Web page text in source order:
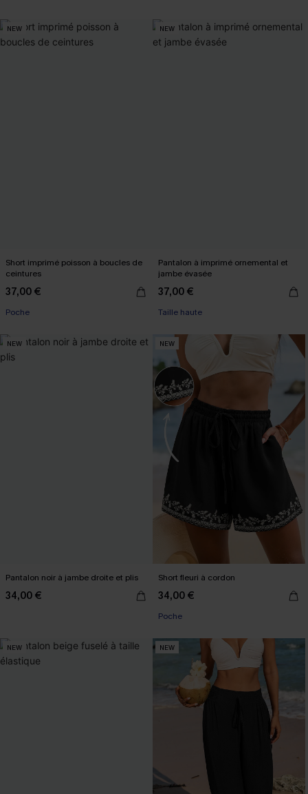
NEW
Short imprimé poisson à boucles de
ceintures
37,00 €
Poche
NEW
Pantalon à imprimé ornemental et
jambe évasée
37,00 €
Taille haute
NEW
Pantalon noir à jambe droite et plis
34,00 €
NEW
Short fleuri à cordon
34,00 €
Poche
NEW NEW